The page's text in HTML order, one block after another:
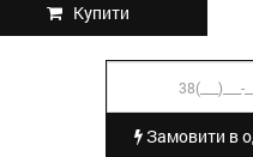
Купити
Замовити в